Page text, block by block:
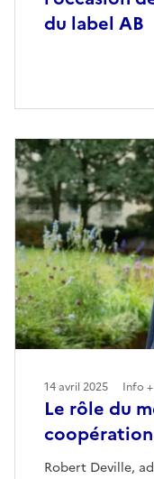
du label AB
Le rôle du
Robert Deville,
14 avril 2025 Info +